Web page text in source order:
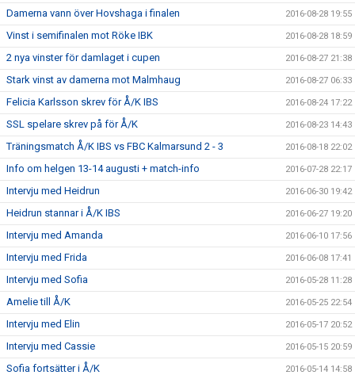
Damerna vann över Hovshaga i finalen 2016-08-28 19:55
Vinst i semifinalen mot Röke IBK 2016-08-28 18:59
2 nya vinster för damlaget i cupen 2016-08-27 21:38
Stark vinst av damerna mot Malmhaug 2016-08-27 06:33
Felicia Karlsson skrev för Å/K IBS 2016-08-24 17:22
SSL spelare skrev på för Å/K 2016-08-23 14:43
Träningsmatch Å/K IBS vs FBC Kalmarsund 2 - 3 2016-08-18 22:02
Info om helgen 13-14 augusti + match-info 2016-07-28 22:17
Intervju med Heidrun 2016-06-30 19:42
Heidrun stannar i Å/K IBS 2016-06-27 19:20
Intervju med Amanda 2016-06-10 17:56
Intervju med Frida 2016-06-08 17:41
Intervju med Sofia 2016-05-28 11:28
Amelie till Å/K 2016-05-25 22:54
Intervju med Elin 2016-05-17 20:52
Intervju med Cassie 2016-05-15 20:59
Sofia fortsätter i Å/K 2016-05-14 14:58